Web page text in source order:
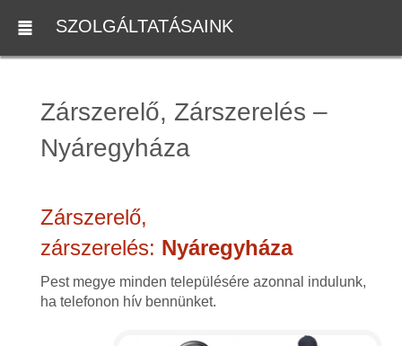
SZOLGÁLTATÁSAINK
Zárszerelő, Zárszerelés –
Nyáregyháza
Zárszerelő,
zárszerelés: Nyáregyháza
Pest megye minden településére azonnal indulunk,
ha telefonon hív bennünket.